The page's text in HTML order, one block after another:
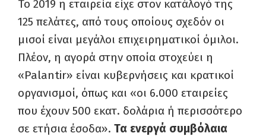
Το 2019 η εταιρεία είχε στον κατάλογό της
125 πελάτες, από τους οποίους σχεδόν οι
μισοί είναι μεγάλοι επιχειρηματικοί όμιλοι.
Πλέον, η αγορά στην οποία στοχεύει η
«Palantir» είναι κυβερνήσεις και κρατικοί
οργανισμοί, όπως και «οι 6.000 εταιρείες
που έχουν 500 εκατ. δολάρια ή περισσότερο
σε ετήσια έσοδα». Τα ενεργά συμβόλαια